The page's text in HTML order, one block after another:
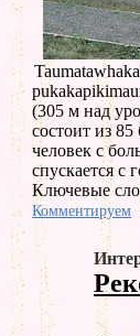
(305 м над
состоит из
человек с
спускается с
Ключевые
Комментируем